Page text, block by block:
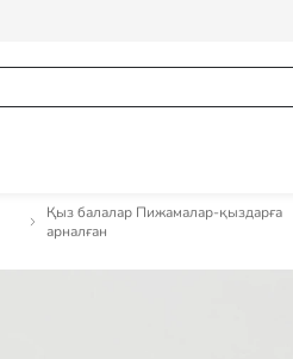
Қыз балалар Пижамалар-қыздарға
арналған